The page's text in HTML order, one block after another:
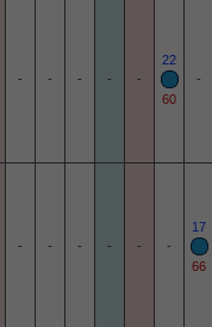
- - - - -
22
60
-
- - - - - -
17
66